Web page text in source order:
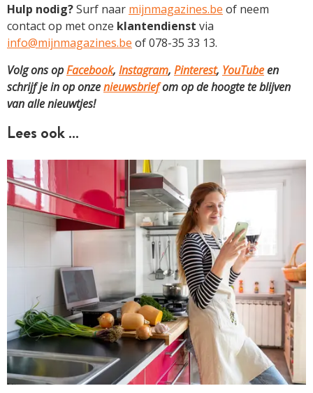
Hulp nodig?Surf naar mijnmagazines.be of neem
contact op met onze klantendienst via
info@mijnmagazines.be of 078-35 33 13.
Volg ons opFacebook, Instagram, Pinterest, YouTubeen
schrijf je in op onzenieuwsbriefom op de hoogte te blijven
van alle nieuwtjes!
Lees ook …